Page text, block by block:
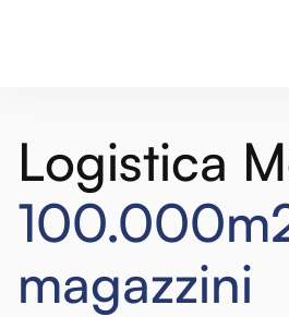
Logistica
magazzini